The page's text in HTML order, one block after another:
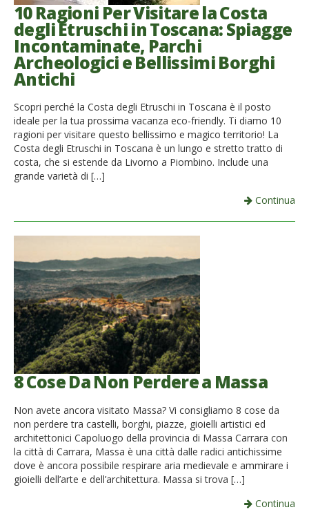
10 Ragioni Per Visitare la Costa
degli Etruschi in Toscana: Spiagge
Incontaminate, Parchi
Archeologici e Bellissimi Borghi
Antichi
Scopri perché la Costa degli Etruschi in Toscana è il posto
ideale per la tua prossima vacanza eco-friendly. Ti diamo 10
ragioni per visitare questo bellissimo e magico territorio! La
Costa degli Etruschi in Toscana è un lungo e stretto tratto di
costa, che si estende da Livorno a Piombino. Include una
grande varietà di […]
Continua
8 Cose Da Non Perdere a Massa
Non avete ancora visitato Massa? Vi consigliamo 8 cose da
non perdere tra castelli, borghi, piazze, gioielli artistici ed
architettonici Capoluogo della provincia di Massa Carrara con
la città di Carrara, Massa è una città dalle radici antichissime
dove è ancora possibile respirare aria medievale e ammirare i
gioielli dell’arte e dell’architettura. Massa si trova […]
Continua